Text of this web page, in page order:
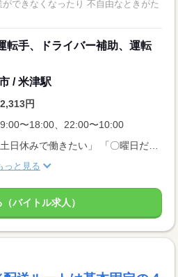
できなくなったり 不自由なときがた
転手、ドライバー補助、運転
/ 米津駅
円
〜18:00、22:00〜10:00
【自己申告シフト】 「土日休みで働きたい」 「〇曜日だけ働きたい」 働きたい日は事前に選べます。 お休み希望の曜日・時間についても 面談の際に教えてくださいね。 ※こちらは中型以上のお仕事の例です
っと見る
バイトル求人）